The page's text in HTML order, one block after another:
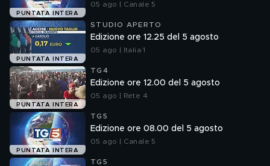
PUNTATA INTERA
05 ago | Canale 5
PUNTATA INTERA
STUDIO APERTO
Edizione ore 12.25 del 5 agosto
05 ago | Italia 1
PUNTATA INTERA
TG4
Edizione ore 12.00 del 5 agosto
05 ago | Rete 4
PUNTATA INTERA
TG5
Edizione ore 08.00 del 5 agosto
05 ago | Canale 5
TG5